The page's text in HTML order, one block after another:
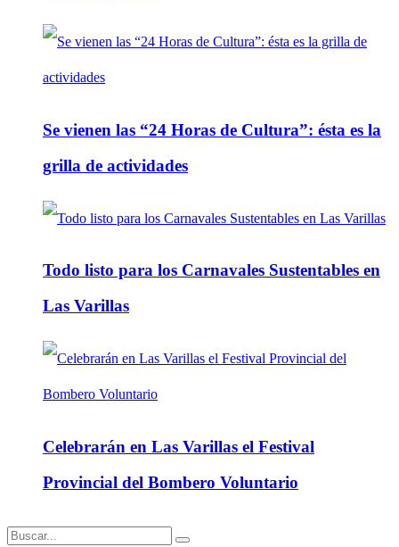
Se vienen las “24 Horas de Cultura”: ésta es la
grilla de actividades
Todo listo para los Carnavales Sustentables en
Las Varillas
Celebrarán en Las Varillas el Festival
Provincial del Bombero Voluntario